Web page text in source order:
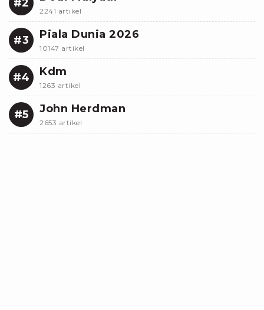
#2
2241 artikel
#3 Piala Dunia 2026
10147 artikel
#4 Kdm
1263 artikel
#5 John Herdman
2653 artikel